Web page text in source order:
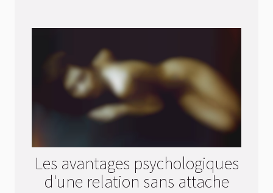
Les avantages psychologiques
d'une relation sans attache